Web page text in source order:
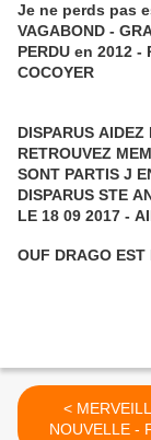
Je ne perds pas
VAGABOND -
PERDU en 2012 -
COCOYER
DISPARUS AIDEZ NOUS A LES
RETROUVEZ
SONT PARTIS J EN SUIS MALADE
DISPARUS STE
LE 18 09 2017 -
OUF DRAGO EST
< MERVEILLEUSE
NOUVELLE -